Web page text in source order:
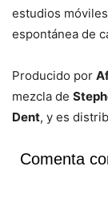
estudios
espontánea de
Producido por
mezcla de
Dent, y es
Comenta